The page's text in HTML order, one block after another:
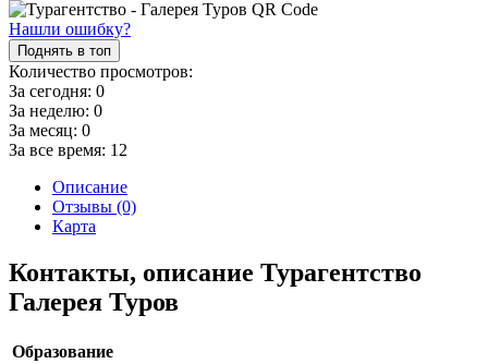
Нашли ошибку?
Поднять в топ
Количество просмотров:
За сегодня: 0
За неделю: 0
За месяц: 0
За все время: 12
Описание
Отзывы (0)
Карта
Контакты, описание Турагентство
Галерея Туров
Образование